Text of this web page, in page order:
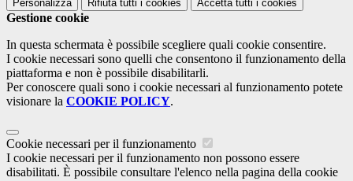
Personalizza Rifiuta tutti i cookies Accetta tutti i cookies
Gestione cookie
In questa schermata è possibile scegliere quali cookie consentire.
I cookie necessari sono quelli che consentono il funzionamento della
piattaforma e non è possibile disabilitarli.
Per conoscere quali sono i cookie necessari al funzionamento potete
visionare la COOKIE POLICY.
Cookie necessari per il funzionamento
I cookie necessari per il funzionamento non possono essere
disabilitati. È possibile consultare l'elenco nella pagina della cookie